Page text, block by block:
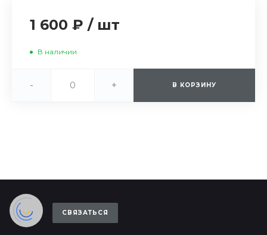
1 600 ₽ / шт
В наличии
- + В КОРЗИНУ
СВЯЗАТЬСЯ